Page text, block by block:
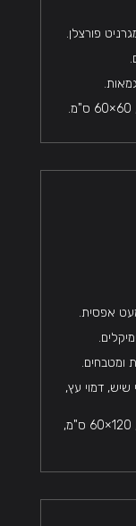
פורצלן.
אפסית.
ומטבחים.
שיש, דמוי עץ,
גדלים נפוצים: 60×60 ס"מ, 80×80 ס"מ, 120×60 ס"מ,